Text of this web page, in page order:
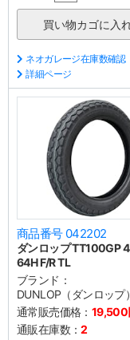
ネオガレージ在庫数確認
詳細ページ
商品番号 042202
ダンロップ TT100GP
64H F/R TL
ブランド：
DUNLOP（ダンロップ）
通常販売価格： 19,500
通販在庫数：2